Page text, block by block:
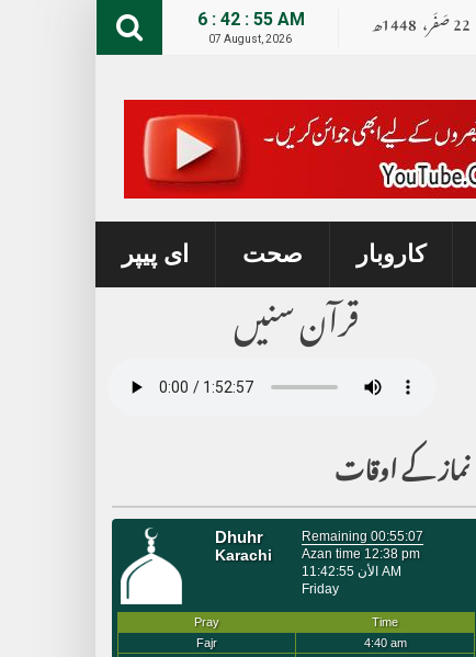
6 : 42 : 56 AM
07 August, 2026 22صــَــفــَــر،1448ھ
کاروبار صحت ای پیپر
قرآن سنیں
نماز کے اوقات